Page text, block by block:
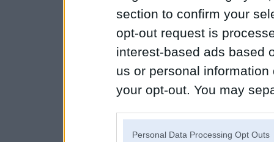
section to confirm your
opt-out request is
interest-based ads based
us or personal
your opt-out. You may
Personal Data Processing Opt Outs